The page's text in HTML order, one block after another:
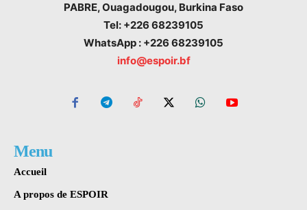
PABRE, Ouagadougou, Burkina Faso
Tel: +226 68239105
WhatsApp : +226 68239105
info@espoir.bf
Menu
Accueil
A propos de ESPOIR